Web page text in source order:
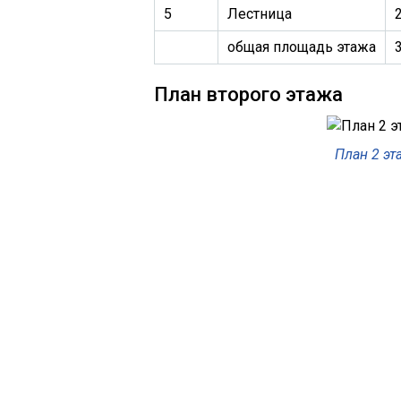
5
Лестница
общая площадь этажа
План второго этажа
План 2